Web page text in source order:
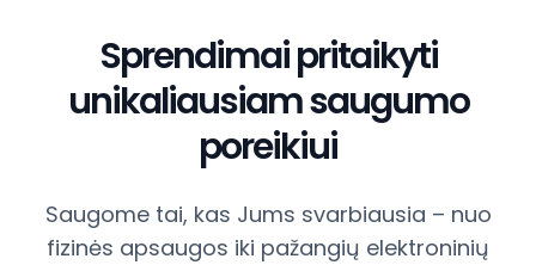
Sprendimai pritaikyti
unikaliausiam saugumo
poreikiui
Saugome tai, kas Jums svarbiausia – nuo
fizinės apsaugos iki pažangių elektroninių